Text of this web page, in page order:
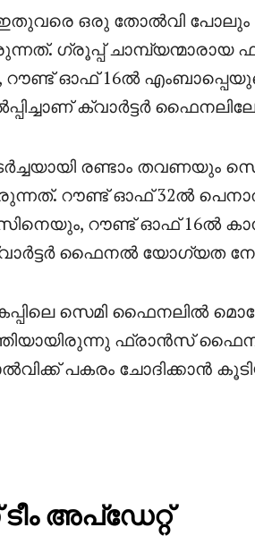
ഒരു തോൽവി പോലും
ഗ്രൂപ്പ് ചാമ്പ്യന്മാരായ
ഓഫ് 16ൽ
ക്വാർട്ടർ
രണ്ടാം തവണയും
റൗണ്ട് ഓഫ് 32ൽ
റൗണ്ട് ഓഫ് 16ൽ
ഫൈനൽ യോഗ്യത
സെമി ഫൈനലിൽ
ഫ്രാൻസ്
പകരം ചോദിക്കാൻ
അപ്ഡേറ്റ്